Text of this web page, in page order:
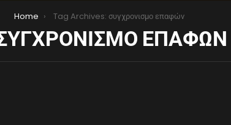
Home Tag Archives: συγχρονισμο επαφών
ΕΠΑΦΏΝ